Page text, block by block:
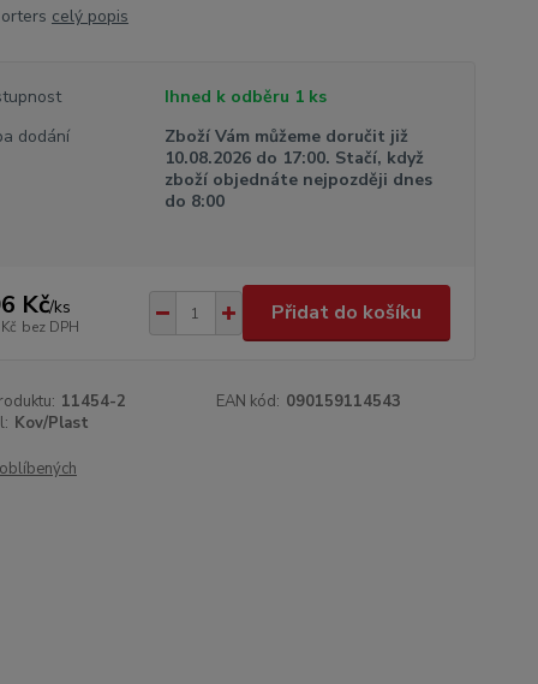
celý popis
Ihned k odběru 1 ks
dodání
Zboží Vám můžeme doručit již
10.08.2026 do 17:00. Stačí, když
zboží objednáte nejpozději dnes
do 8:00
Kč/ks
bez DPH
Přidat do košíku
11454-2 EAN kód: 090159114543
Kov/Plast